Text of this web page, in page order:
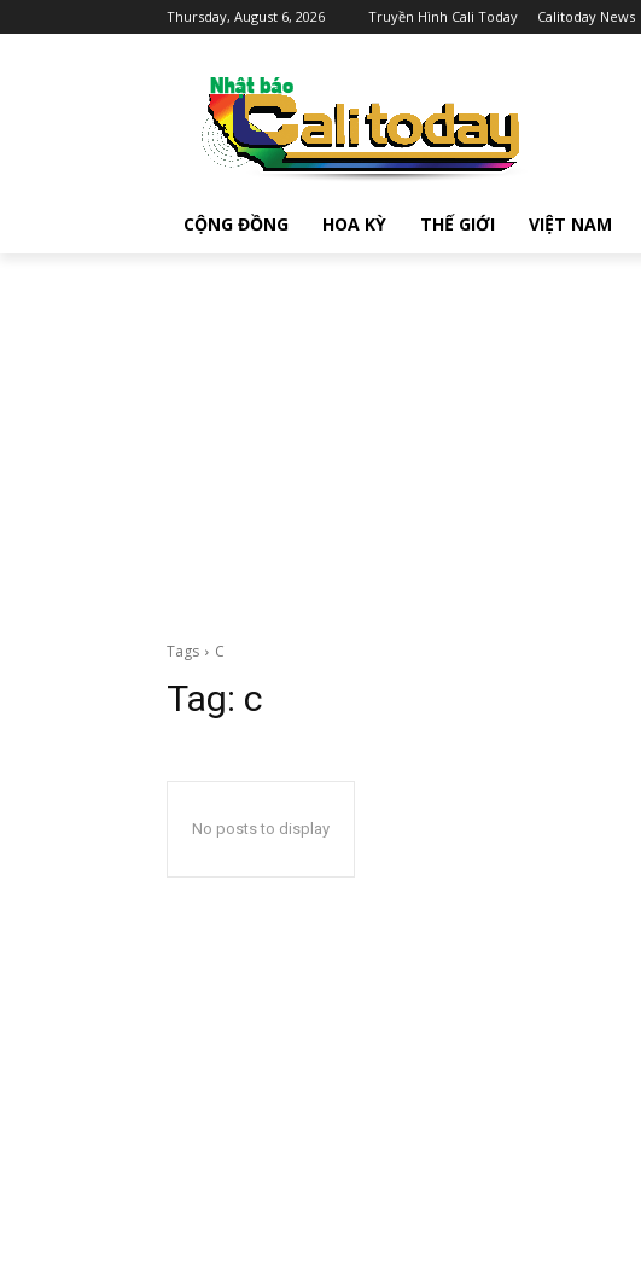
Thursday, August 6, 2026 Truyền Hình Cali Today Calitoday News
CỘNG ĐỒNG HOA KỲ THẾ GIỚI VIỆT NAM
Tags C
Tag: c
No posts to display